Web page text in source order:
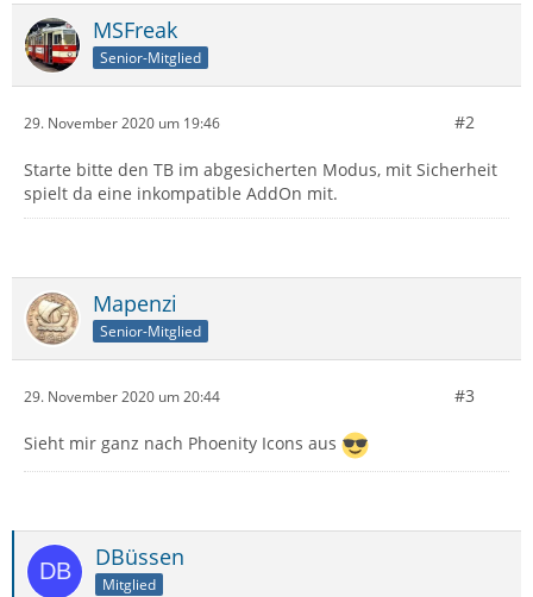
MSFreak
Senior-Mitglied
29. November 2020 um 19:46 #2
Starte bitte den TB im abgesicherten Modus, mit Sicherheit
spielt da eine inkompatible AddOn mit.
Mapenzi
Senior-Mitglied
29. November 2020 um 20:44 #3
Sieht mir ganz nach Phoenity Icons aus
DBüssen
Mitglied